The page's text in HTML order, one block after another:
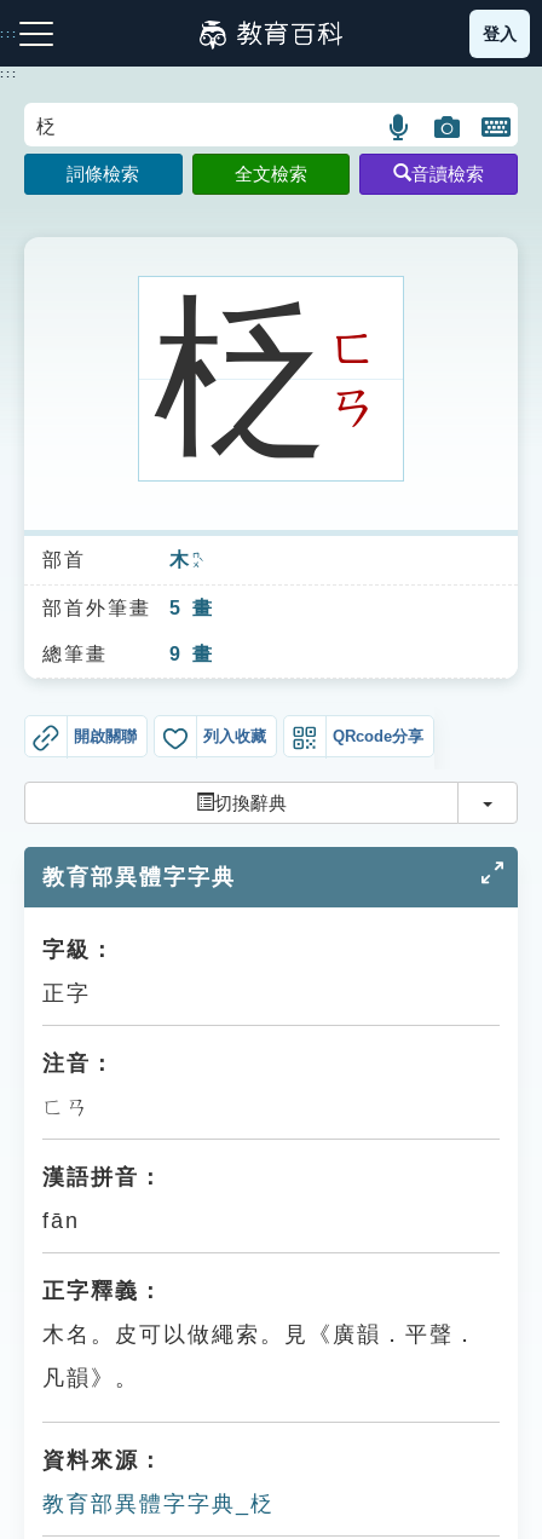
到
主
:::
注音索引圖示 筆畫索引圖示 部首索引表圖示
索引選單
知識索引
單字索引
貓頭鷹博士
登入
:::
語
言
搜
示
圖
片
搜
開
鍵
圖
詞條檢索 全文檢索 音讀檢索
柉ㄈ
ㄢ
部首 木ㄇㄨˋ
部首外筆畫 5 畫
總筆畫 9 畫
開啟關聯 列入收藏 QRcode分享
切換辭典 切換
教育部異體字字典
字級：
正字
注音：
ㄈㄢ
漢語拼音：
fān
正字釋義：
木名。皮可以做繩索。見《廣韻．平聲．
凡韻》。
資料來源：
教育部異體字字典_柉